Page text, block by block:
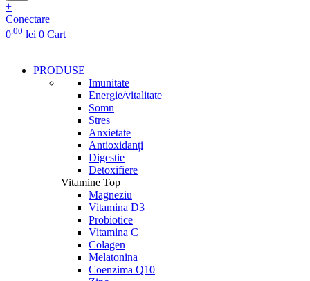
+
Conectare
0.00 lei 0 Cart
PRODUSE
Imunitate
Energie/vitalitate
Somn
Stres
Anxietate
Antioxidanți
Digestie
Detoxifiere
Vitamine Top
Magneziu
Vitamina D3
Probiotice
Vitamina C
Colagen
Melatonina
Coenzima Q10